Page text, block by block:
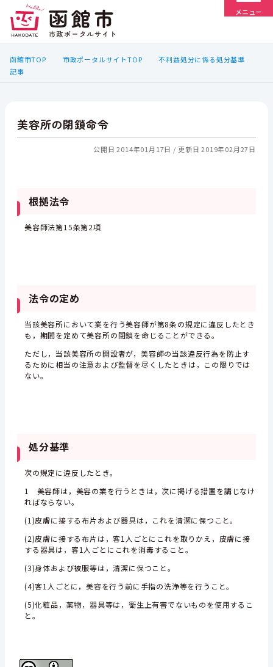
メニュー
函館市TOP 市政ポータルサイトTOP
不利益処分に係る処分基準
記事
美容所の閉鎖命令
公開日 2014年01月17日 更新日 2019年02月27日
根拠法令
美容師法第15条第2項
法令の定め
当該美容所において業を行う美容師が第8条の規定に違反したとき
も，期間を定めて美容所の閉鎖を命じることができる。
ただし，当該美容所の開設者が，美容師の当該違反行為を防止す
るために相当の注意および監督を尽くしたときは，この限りでは
ない。
処分基準
次の規定に違反したとき。
1 美容師は，美容の業を行うときは，次に掲げる措置を講じなけ
ればならない。
(1)皮膚に接する布片および器具は，これを清潔に保つこと。
(2)皮膚に接する布片は，客1人ごとにこれを取りかえ，皮膚に接
する器具は，客1人ごとにこれを消毒すること。
(3)身体および被服等は，清潔に保つこと。
(4)客1人ごとに，美容を行う前に手指の洗浄等を行うこと。
(5)化粧品，薬物，器具等は，衛生上有害でないものを使用するこ
と。